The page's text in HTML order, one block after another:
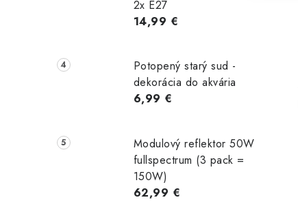
2x E27
14,99 €
Potopený starý sud -
dekorácia do akvária
6,99 €
Modulový reflektor 50W
fullspectrum (3 pack =
150W)
62,99 €